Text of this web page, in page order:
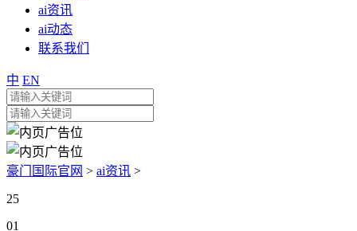
ai资讯
ai动态
联系我们
中 EN
豪门国际官网 > ai资讯 >
25
01